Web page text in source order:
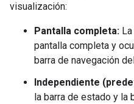
visualización:
Pantalla completa:
pantalla completa y
barra de navegación
Independiente
la barra de estado y la